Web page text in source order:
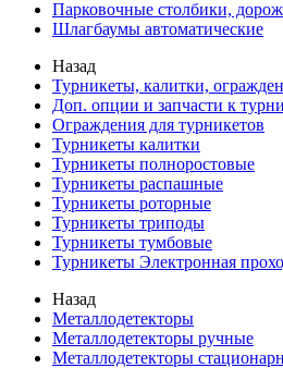
Парковочные столбики,
Шлагбаумы автоматические
Назад
Турникеты, калитки,
Доп. опции и запчасти к
Ограждения для турникетов
Турникеты калитки
Турникеты полноростовые
Турникеты распашные
Турникеты роторные
Турникеты триподы
Турникеты тумбовые
Турникеты Электронная
Назад
Металлодетекторы
Металлодетекторы ручные
Металлодетекторы